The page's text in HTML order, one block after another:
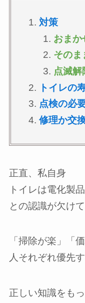
対策
おまか
そのま
点滅解
トイレの
点検の必
修理か交
正直、私自身
トイレは電化製
との認識が欠け
「掃除が楽」「
人それぞれ優先
正しい知識をも